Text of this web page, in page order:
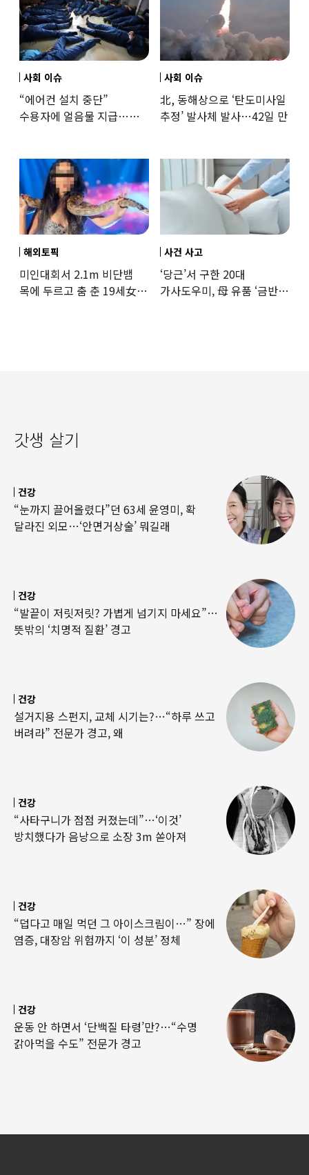
사회 이슈
“에어컨 설치 중단”
수용자에 얼음물 지급…
사회 이슈
北, 동해상으로 ‘탄도미사일
추정’ 발사체 발사…42일 만
해외토픽
미인대회서 2.1m 비단뱀
목에 두르고 춤 춘 19세女
사건 사고
‘당근’서 구한 20대
가사도우미, 母 유품 ‘금반지
갓생 살기
건강
“눈까지 끌어올렸다”던 63세 윤영미, 확
달라진 외모…‘안면거상술’ 뭐길래
건강
“발끝이 저릿저릿? 가볍게 넘기지 마세요”…
뜻밖의 ‘치명적 질환’ 경고
건강
설거지용 스펀지, 교체 시기는?…“하루 쓰고
버려라” 전문가 경고, 왜
건강
“사타구니가 점점 커졌는데”…‘이것’
방치했다가 음낭으로 소장 3m 쏟아져
건강
“덥다고 매일 먹던 그 아이스크림이…” 장에
염증, 대장암 위험까지 ‘이 성분’ 정체
건강
운동 안 하면서 ‘단백질 타령’만?…“수명
갉아먹을 수도” 전문가 경고